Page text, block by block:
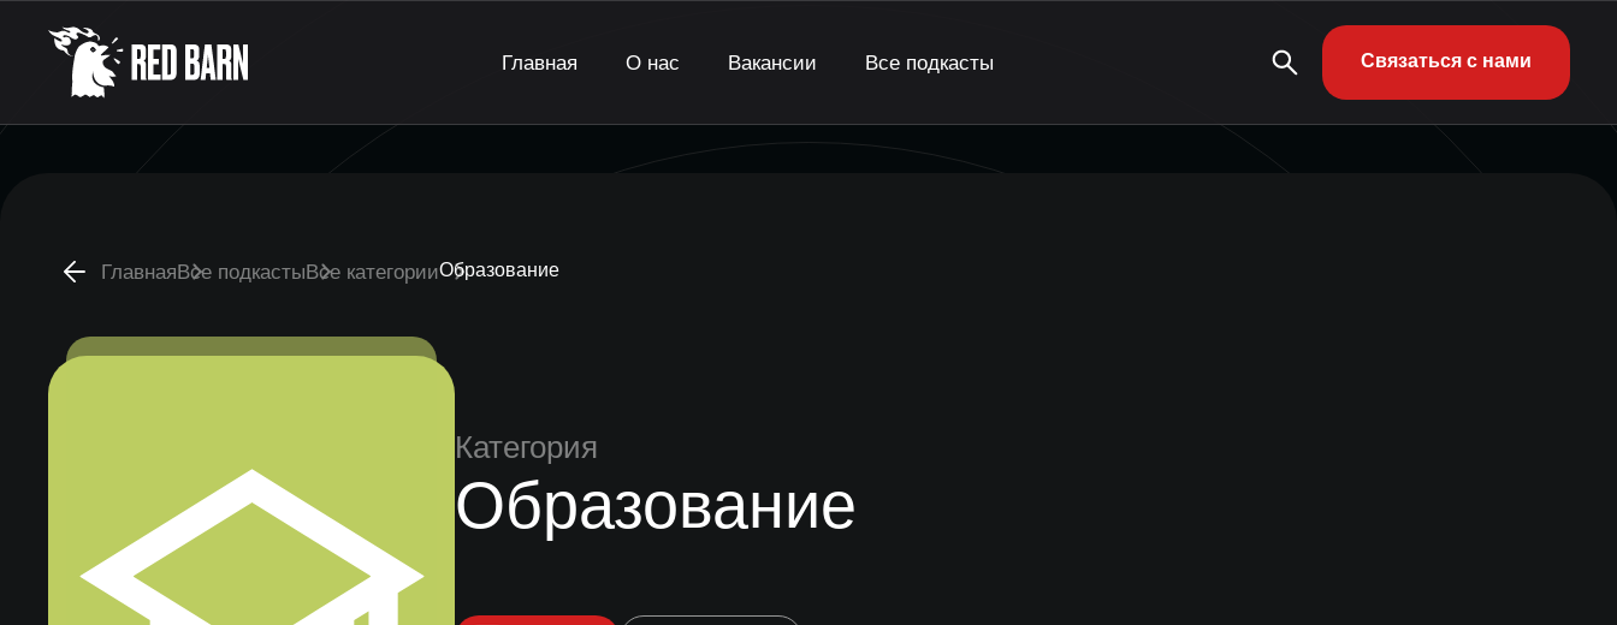
Главная О нас Вакансии Все подкасты Связаться с нами
ГлавнаяВсе подкастыВсе категорииОбразование
Категория
Образование